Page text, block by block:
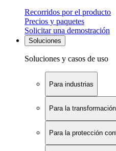
Recorridos por el producto
Precios y paquetes
Solicitar una demostración
Soluciones
Soluciones y casos de uso
Para industrias
Para la
Para la protección